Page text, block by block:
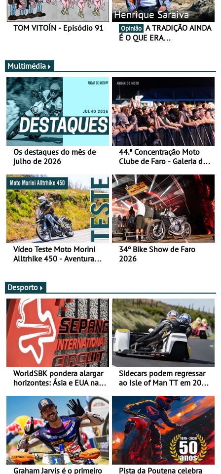
TOM VITOÍN - Episódio 91
Henrique Saraiva
Opinião
É O QUE ERA…
Multimédia
Os destaques do mês de
julho de 2026
44.ª Concentração Moto
Clube de Faro - Galeria de
Vídeo Teste Moto Morini
Alltrhike 450 - Aventura
34º Bike Show de Faro
2026
Desporto
WorldSBK pondera alargar
horizontes: Ásia e EUA na
Sidecars podem regressar
ao Isle of Man TT em 2027
Graham Jarvis é o primeiro Pista da Poutena celebra